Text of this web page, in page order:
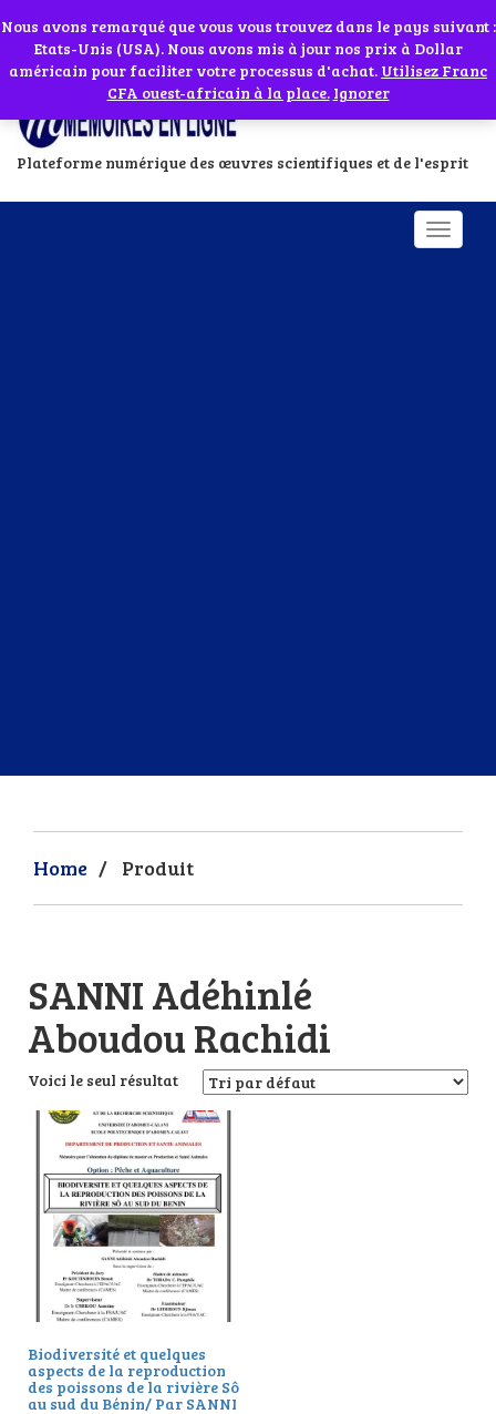
Abonnes toi à notre chaîne WhatsApp en cliquant sur l'icône en face
Plateforme numérique des œuvres scientifiques et de l'esprit
Home / Produit
SANNI Adéhinlé
Aboudou Rachidi
Voici le seul résultat
Biodiversité et quelques
aspects de la reproduction
des poissons de la rivière Sô
au sud du Bénin/ Par SANNI
Si vous avez besoin d'assistance Contactez-nous par WhatsApp au
+229 01 95 33 60 26Ignorer
Nous avons remarqué que vous vous trouvez dans le pays suivant :
Etats-Unis (USA). Nous avons mis à jour nos prix à Dollar
américain pour faciliter votre processus d'achat. Utilisez Franc
CFA ouest-africain à la place. Ignorer